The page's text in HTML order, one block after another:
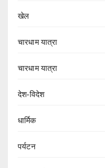
खेल
चारधाम यात्रा
चारधाम यात्रा
देश-विदेश
धार्मिक
पर्यटन